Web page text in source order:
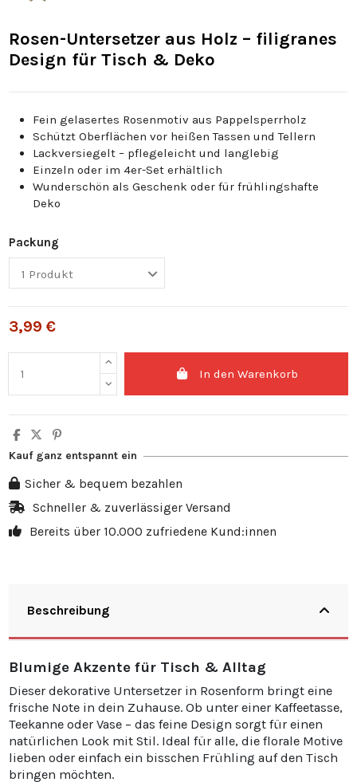
Rosen-Untersetzer aus Holz – filigranes
Design für Tisch & Deko
Fein gelasertes Rosenmotiv aus Pappelsperrholz
Schützt Oberflächen vor heißen Tassen und Tellern
Lackversiegelt – pflegeleicht und langlebig
Einzeln oder im 4er-Set erhältlich
Wunderschön als Geschenk oder für frühlingshafte
Deko
Packung
3,99 €
In den Warenkorb
Kauf ganz entspannt ein
Sicher & bequem bezahlen
Schneller & zuverlässiger Versand
Bereits über 10.000 zufriedene Kund:innen
Beschreibung
Blumige Akzente für Tisch & Alltag
Dieser dekorative Untersetzer in Rosenform bringt eine
frische Note in dein Zuhause. Ob unter einer Kaffeetasse,
Teekanne oder Vase – das feine Design sorgt für einen
natürlichen Look mit Stil. Ideal für alle, die florale Motive
lieben oder einfach ein bisschen Frühling auf den Tisch
bringen möchten.